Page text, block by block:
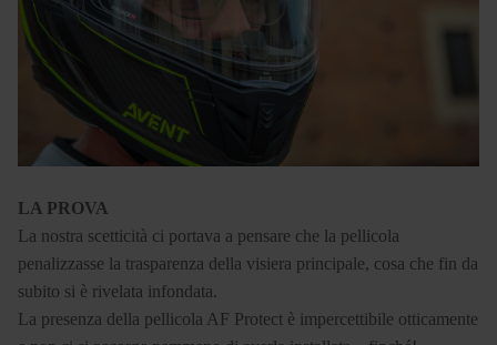
LA PROVA
La nostra scetticità ci portava a pensare che la pellicola
penalizzasse la trasparenza della visiera principale, cosa che fin da
subito si è rivelata infondata.
La presenza della pellicola AF Protect è impercettibile otticamente